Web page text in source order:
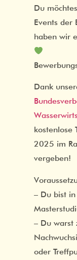
Du
Events der
haben wir
Dank
kostenlose
2025 im
vergeben!
– Du bist
– Du warst
oder